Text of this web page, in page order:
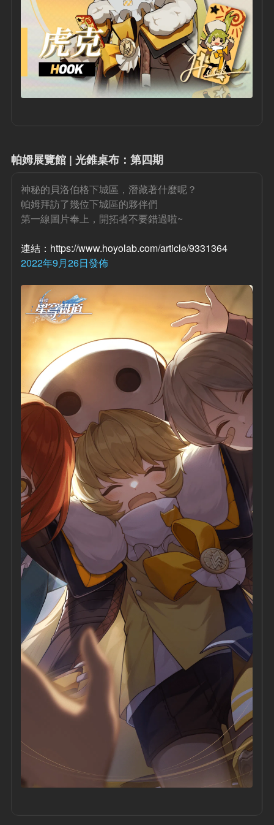
帕姆展覽館 | 光錐桌布：第四期
神秘的貝洛伯格下城區，潛藏著什麼呢？
帕姆拜訪了幾位下城區的夥伴們
第一線圖片奉上，開拓者不要錯過啦~
連結：https://www.hoyolab.com/article/9331364
2022年9月26日發佈